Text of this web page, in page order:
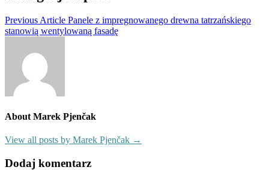
Previous Article Panele z impregnowanego drewna tatrzańskiego
stanowią wentylowaną fasadę
About Marek Pjenčak
View all posts by Marek Pjenčak →
Dodaj komentarz